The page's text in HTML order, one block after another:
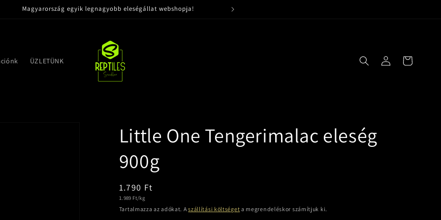
Magyarország egyik legnagyobb eleségállat webshopja!
ÜZLETÜNK BejelentkezésKosár
Little One Tengerimalac eleség
900g
Normál
ár
1.790 Ft
Egységár
1.989 Ft/kg
Tartalmazza az adókat. Aszállítási költséget a megrendeléskor számítjuk ki.